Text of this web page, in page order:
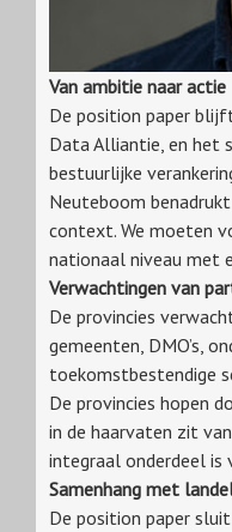
Van ambitie naar actie
De position paper
Data Alliantie, en het
bestuurlijke
Neuteboom
context. We moeten
nationaal niveau met
Verwachtingen van
De provincies
gemeenten, DMO’s,
toekomstbestendige
De provincies hopen
in de haarvaten zit
integraal onderdeel is
Samenhang met
De position paper